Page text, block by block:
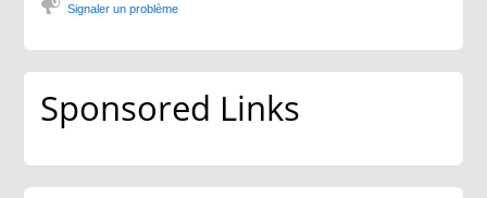
Signaler un problème
Sponsored Links